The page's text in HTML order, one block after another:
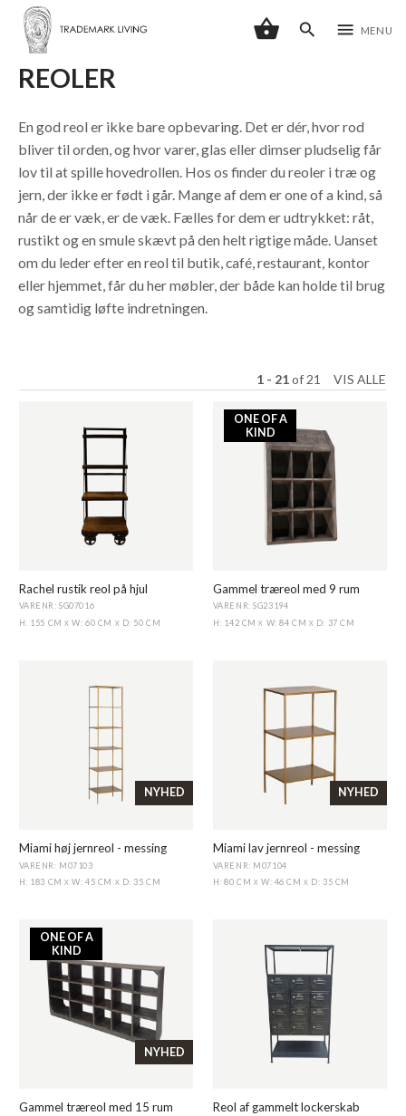
shopping_basket search menu MENU
REOLER
En god reol er ikke bare opbevaring. Det er dér, hvor rod
bliver til orden, og hvor varer, glas eller dimser pludselig får
lov til at spille hovedrollen. Hos os finder du reoler i træ og
jern, der ikke er født i går. Mange af dem er one of a kind, så
når de er væk, er de væk. Fælles for dem er udtrykket: råt,
rustikt og en smule skævt på den helt rigtige måde. Uanset
om du leder efter en reol til butik, café, restaurant, kontor
eller hjemmet, får du her møbler, der både kan holde til brug
og samtidig løfte indretningen.
1 - 21of 21 VIS ALLE
Rachel rustik reol på hjul
VARENR: SG07016
H: 155 CMX W: 60 CM X D: 50 CM
ONE OF A
KIND
Gammel træreol med 9 rum
VARENR: SG23194
H: 142 CMX W: 84 CM X D: 37 CM
NYHED
Miami høj jernreol - messing
VARENR: M07103
H: 183 CMX W: 45 CM X D: 35 CM
NYHED
Miami lav jernreol - messing
VARENR: M07104
H: 80 CM X W: 46 CMX D: 35 CM
NYHED
ONE OF A
KIND
Gammel træreol med 15 rum Reol af gammelt lockerskab